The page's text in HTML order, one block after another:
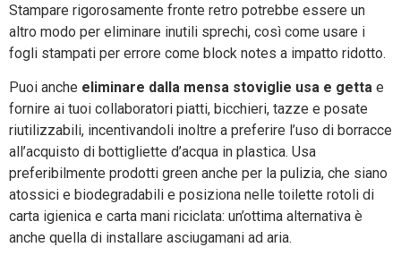
Stampare rigorosamente fronte retro potrebbe essere un
altro modo per eliminare inutili sprechi, così come usare i
fogli stampati per errore come block notes a impatto ridotto.
Puoi anche eliminare dalla mensa stoviglie usa e getta e
fornire ai tuoi collaboratori piatti, bicchieri, tazze e posate
riutilizzabili, incentivandoli inoltre a preferire l’uso di borracce
all’acquisto di bottigliette d’acqua in plastica. Usa
preferibilmente prodotti green anche per la pulizia, che siano
atossici e biodegradabili e posiziona nelle toilette rotoli di
carta igienica e carta mani riciclata: un’ottima alternativa è
anche quella di installare asciugamani ad aria.